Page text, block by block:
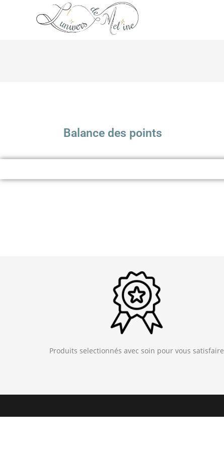
Balance des points
Produits selectionnés avec soin pour vous satisfaire